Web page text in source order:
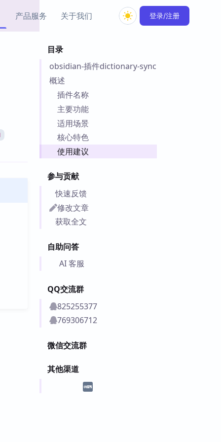
产品服务
Obsidian 教程
关于我们 登录/注册
目录
obsidian-插件dictionary-sync
概述
插件名称
主要功能
适用场景
核心特色
使用建议
参与贡献
快速反馈
修改文章
获取全文
自助问答
AI 客服
QQ交流群
825255377
769306712
微信交流群
其他渠道